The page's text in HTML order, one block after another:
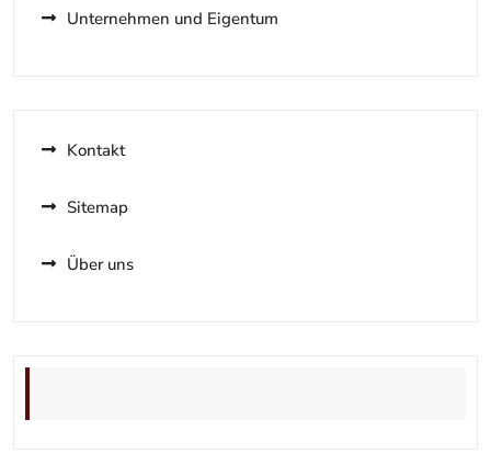
Unternehmen und Eigentum
Kontakt
Sitemap
Über uns